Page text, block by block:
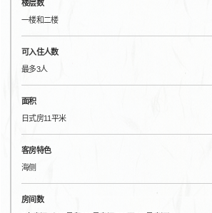
楼层数
一楼和二楼
可入住人数
最多3人
面积
日式房11平米
客房特色
海侧
房间数